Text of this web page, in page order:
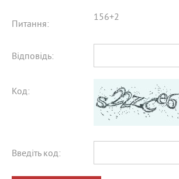
Питання:
156+2
Відповідь:
Код:
Введіть код: